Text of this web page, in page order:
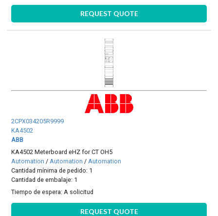
REQUEST QUOTE
2CPX034205R9999
KA4502
ABB
KA4502 Meterboard eHZ for CT OH5
Automation / Automation / Automation
Cantidad mínima de pedido: 1
Cantidad de embalaje: 1
Tiempo de espera:A solicitud
REQUEST QUOTE